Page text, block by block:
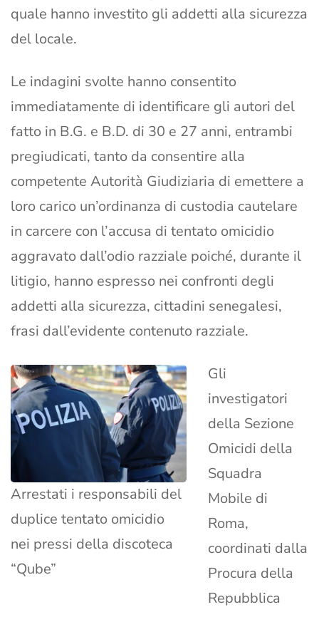
quale hanno investito gli addetti alla sicurezza
del locale.
Le indagini svolte hanno consentito
immediatamente di identificare gli autori del
fatto in B.G. e B.D. di 30 e 27 anni, entrambi
pregiudicati, tanto da consentire alla
competente Autorità Giudiziaria di emettere a
loro carico un’ordinanza di custodia cautelare
in carcere con l’accusa di tentato omicidio
aggravato dall’odio razziale poiché, durante il
litigio, hanno espresso nei confronti degli
addetti alla sicurezza, cittadini senegalesi,
frasi dall’evidente contenuto razziale.
Arrestati i responsabili del
duplice tentato omicidio
nei pressi della discoteca
“Qube”
Gli
investigatori
della Sezione
Omicidi della
Squadra
Mobile di
Roma,
coordinati dalla
Procura della
Repubblica